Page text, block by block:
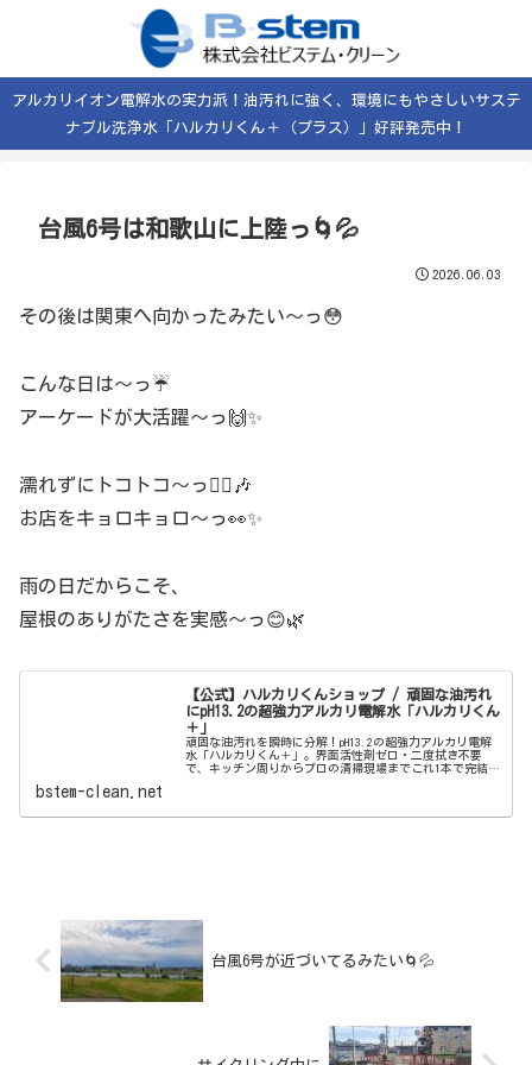
アルカリイオン電解水の実力派！油汚れに強く、環境にもやさしいサステ
ナブル洗浄水「ハルカリくん＋（プラス）」好評発売中！
台風6号は和歌山に上陸っ🌀💦
2026.06.03
その後は関東へ向かったみたい〜っ😳
こんな日は〜っ☔
アーケードが大活躍〜っ🙌✨
濡れずにトコトコ〜っ🚶‍♂️🎶
お店をキョロキョロ〜っ👀✨
雨の日だからこそ、
屋根のありがたさを実感〜っ😊🌿
【公式】ハルカリくんショップ / 頑固な油汚れ
にpH13.2の超強力アルカリ電解水「ハルカリくん
＋」
頑固な油汚れを瞬時に分解！pH13.2の超強力アルカリ電解
水「ハルカリくん＋」。界面活性剤ゼロ・二度拭き不要
で、キッチン周りからプロの清掃現場までこれ1本で完結。
bstem-clean.net
台風6号が近づいてるみたい🌀💦